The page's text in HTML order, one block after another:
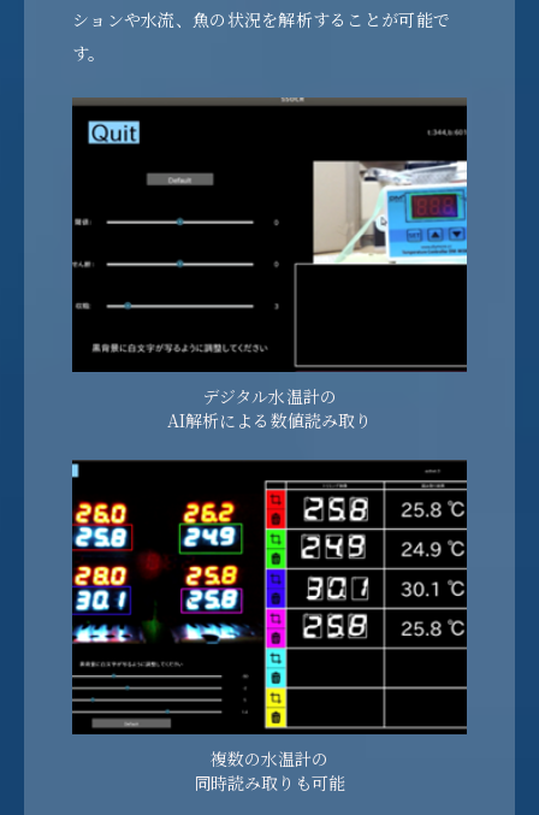
ションや水流、魚の状況を解析することが可能で
す。
デジタル水温計の
AI解析による数値読み取り
複数の水温計の
同時読み取りも可能